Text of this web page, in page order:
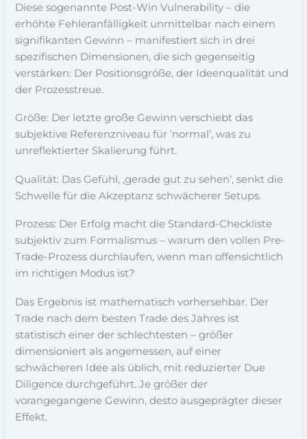
Diese sogenannte Post-Win Vulnerability – die
erhöhte Fehleranfälligkeit unmittelbar nach einem
signifikanten Gewinn – manifestiert sich in drei
spezifischen Dimensionen, die sich gegenseitig
verstärken: Der Positionsgröße, der Ideenqualität und
der Prozesstreue.
Größe: Der letzte große Gewinn verschiebt das
subjektive Referenzniveau für ’normal‘, was zu
unreflektierter Skalierung führt.
Qualität: Das Gefühl, ‚gerade gut zu sehen‘, senkt die
Schwelle für die Akzeptanz schwächerer Setups.
Prozess: Der Erfolg macht die Standard-Checkliste
subjektiv zum Formalismus – warum den vollen Pre-
Trade-Prozess durchlaufen, wenn man offensichtlich
im richtigen Modus ist?
Das Ergebnis ist mathematisch vorhersehbar. Der
Trade nach dem besten Trade des Jahres ist
statistisch einer der schlechtesten – größer
dimensioniert als angemessen, auf einer
schwächeren Idee als üblich, mit reduzierter Due
Diligence durchgeführt. Je größer der
vorangegangene Gewinn, desto ausgeprägter dieser
Effekt.